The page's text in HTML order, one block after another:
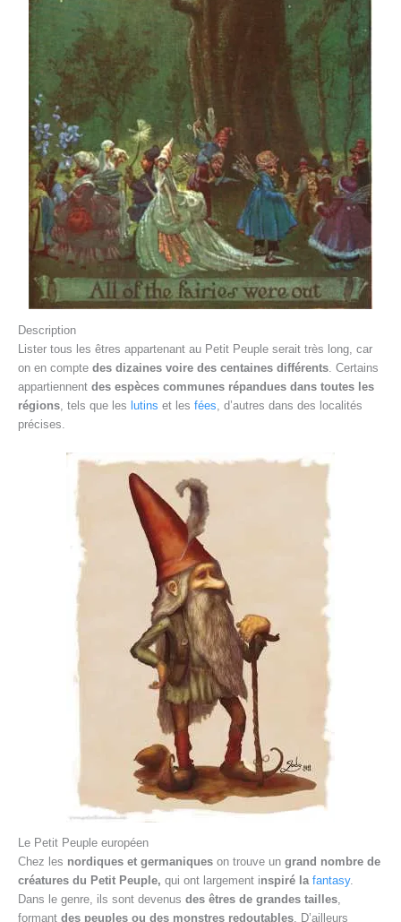
Description
Lister tous les êtres appartenant au Petit Peuple serait très long, car
on en compte des dizaines voire des centaines différents. Certains
appartiennent des espèces communes répandues dans toutes les
régions, tels que les lutins et les fées, d’autres dans des localités
précises.
Le Petit Peuple européen
Chez les nordiques et germaniques on trouve un grand nombre de
créatures du Petit Peuple, qui ont largement inspiré la fantasy.
Dans le genre, ils sont devenus des êtres de grandes tailles,
formant des peuples ou des monstres redoutables. D’ailleurs